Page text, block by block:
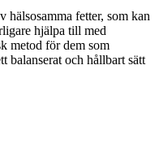
hälsosamma fetter, som kan
hjälpa till med
metod för dem som
balanserat och hållbart sätt